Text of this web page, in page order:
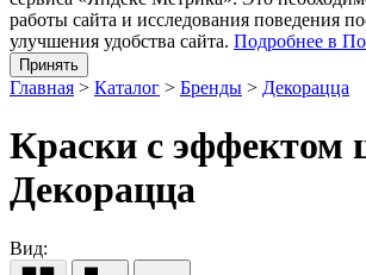
работы сайта и исследования поведения
улучшения удобства сайта. Подробнее в
Принять
Главная > Каталог > Бренды > Декорацца
Краски с эффектом
Декорацца
Вид: